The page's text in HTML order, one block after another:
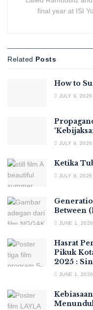
final year at ISI
Related Posts
How to
JULY 9, 2026
JULY 9, 2026
Ketika
JULY 9, 2026
Between
JUNE 1, 2026
Hasrat
Pikuk
2025 :
JUNE 1, 2026